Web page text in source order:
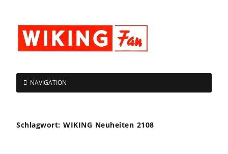
NAVIGATION
Schlagwort: WIKING Neuheiten 2108